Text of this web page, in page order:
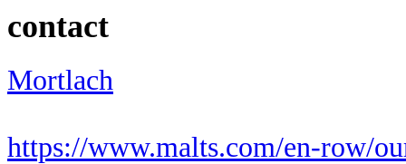
contact
Mortlach
https://www.malts.com/en-row/